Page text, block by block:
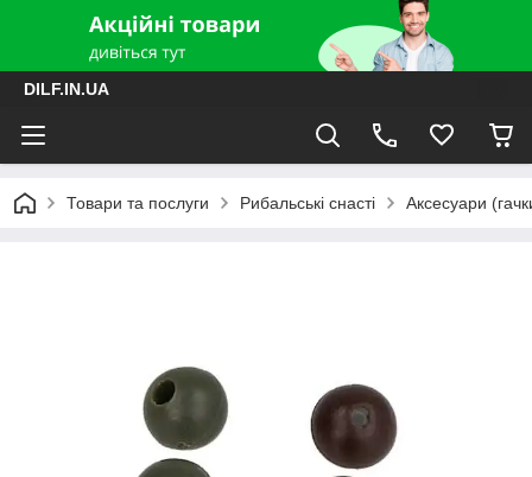
DILF.IN.UA
Товари та послуги Рибальські снасті Аксесуари